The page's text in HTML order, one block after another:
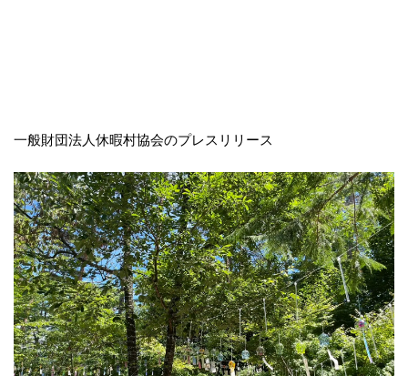
一般財団法人休暇村協会のプレスリリース